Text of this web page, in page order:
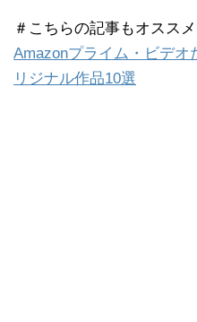
＃こちらの記事もオススメ
Amazonプライム・ビデオ
リジナル作品10選